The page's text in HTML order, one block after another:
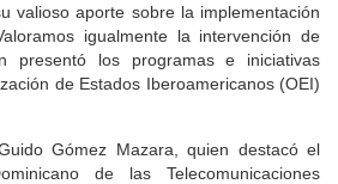
valioso aporte sobre la implementación
igualmente la intervención de
presentó los programas e iniciativas
de Estados Iberoamericanos (OEI)
Gómez Mazara, quien destacó el
de las Telecomunicaciones